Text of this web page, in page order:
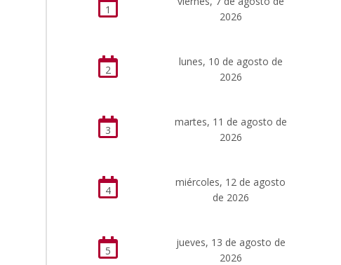
1
2026
2
lunes, 10 de agosto de
2026
3
martes, 11 de agosto de
2026
4
miércoles, 12 de agosto
de 2026
5
jueves, 13 de agosto de
2026